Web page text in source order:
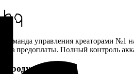
Команда управления креаторами №1
Без предоплаты. Полный контроль
Продукт